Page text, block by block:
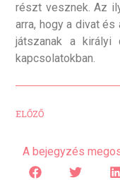
részt vesznek. Az
arra, hogy a divat
játszanak a királyi
kapcsolatokban.
ELŐZŐ
A bejegyzés